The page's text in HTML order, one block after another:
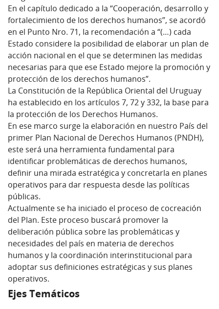
En el capítulo dedicado a la “Cooperación, desarrollo y
fortalecimiento de los derechos humanos”, se acordó
en el Punto Nro. 71, la recomendación a “(…) cada
Estado considere la posibilidad de elaborar un plan de
acción nacional en el que se determinen las medidas
necesarias para que ese Estado mejore la promoción y
protección de los derechos humanos”.
La Constitución de la República Oriental del Uruguay
ha establecido en los artículos 7, 72 y 332, la base para
la protección de los Derechos Humanos.
En ese marco surge la elaboración en nuestro País del
primer Plan Nacional de Derechos Humanos (PNDH),
este será una herramienta fundamental para
identificar problemáticas de derechos humanos,
definir una mirada estratégica y concretarla en planes
operativos para dar respuesta desde las políticas
públicas.
Actualmente se ha iniciado el proceso de cocreación
del Plan. Este proceso buscará promover la
deliberación pública sobre las problemáticas y
necesidades del país en materia de derechos
humanos y la coordinación interinstitucional para
adoptar sus definiciones estratégicas y sus planes
operativos.
Ejes Temáticos